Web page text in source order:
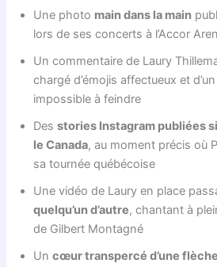
Une photo main dans la main
lors de ses concerts à l’Accor
Un commentaire de Laury
chargé d’émojis affectueux et
impossible à feindre
Desstories Instagram publiées
le Canada, au moment précis où
sa tournée québécoise
Une vidéo de Laury en place
quelqu’un d’autre, chantant à
de Gilbert Montagné
Uncœur transpercé d’une flèche